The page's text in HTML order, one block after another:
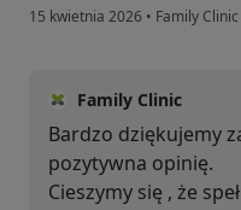
15 kwietnia 2026 • Family Clinic
Family Clinic
Bardzo dziękujemy
pozytywna opinię.
Cieszymy się , że